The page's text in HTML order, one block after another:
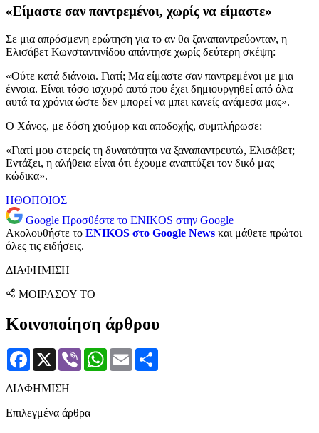
«Είμαστε σαν παντρεμένοι, χωρίς να είμαστε»
Σε μια απρόσμενη ερώτηση για το αν θα ξαναπαντρεύονταν, η
Ελισάβετ Κωνσταντινίδου απάντησε χωρίς δεύτερη σκέψη:
«Ούτε κατά διάνοια. Γιατί; Μα είμαστε σαν παντρεμένοι με μια
έννοια. Είναι τόσο ισχυρό αυτό που έχει δημιουργηθεί από όλα
αυτά τα χρόνια ώστε δεν μπορεί να μπει κανείς ανάμεσα μας».
Ο Χάνος, με δόση χιούμορ και αποδοχής, συμπλήρωσε:
«Γιατί μου στερείς τη δυνατότητα να ξαναπαντρευτώ, Ελισάβετ;
Εντάξει, η αλήθεια είναι ότι έχουμε αναπτύξει τον δικό μας
κώδικα».
ΗΘΟΠΟΙΟΣ
Google Προσθέστε το ENIKOS στην Google
Ακολουθήστε το ENIKOS στο Google News και μάθετε πρώτοι
όλες τις ειδήσεις.
ΔΙΑΦΗΜΙΣΗ
ΜΟΙΡΑΣΟΥ ΤΟ
Κοινοποίηση άρθρου
Facebook
X Viber WhatsApp
Email
ΔΙΑΦΗΜΙΣΗ
Επιλεγμένα άρθρα